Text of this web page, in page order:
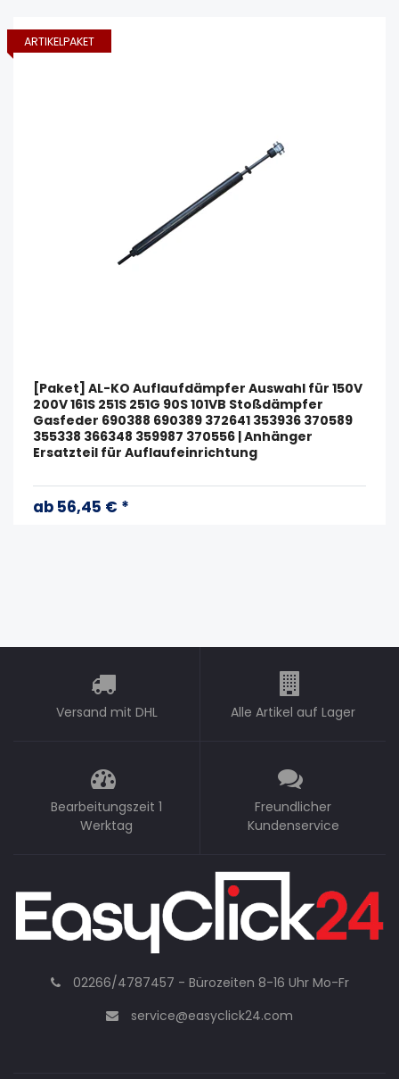
ARTIKELPAKET
[Paket] AL-KO Auflaufdämpfer Auswahl für 150V
200V 161S 251S 251G 90S 101VB Stoßdämpfer
Gasfeder 690388 690389 372641 353936 370589
355338 366348 359987 370556 | Anhänger
Ersatzteil für Auflaufeinrichtung
ab 56,45 € *
Versand mit DHL Alle Artikel auf Lager
Bearbeitungszeit 1
Werktag
Freundlicher
Kundenservice
02266/4787457 - Bürozeiten 8-16 Uhr Mo-Fr
service@easyclick24.com